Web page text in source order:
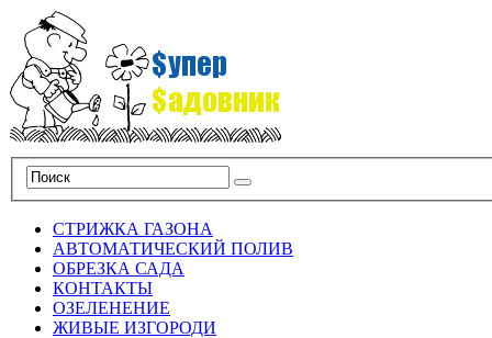
СТРИЖКА ГАЗОНА
АВТОМАТИЧЕСКИЙ ПОЛИВ
ОБРЕЗКА САДА
КОНТАКТЫ
ОЗЕЛЕНЕНИЕ
ЖИВЫЕ ИЗГОРОДИ